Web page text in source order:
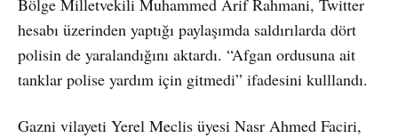
hesabı üzerinden yaptığı paylaşımda saldırılarda dört
polisin de yaralandığını aktardı. “Afgan ordusuna ait
tanklar polise yardım için gitmedi” ifadesini kulllandı.
Gazni vilayeti Yerel Meclis üyesi Nasr Ahmed Faciri,